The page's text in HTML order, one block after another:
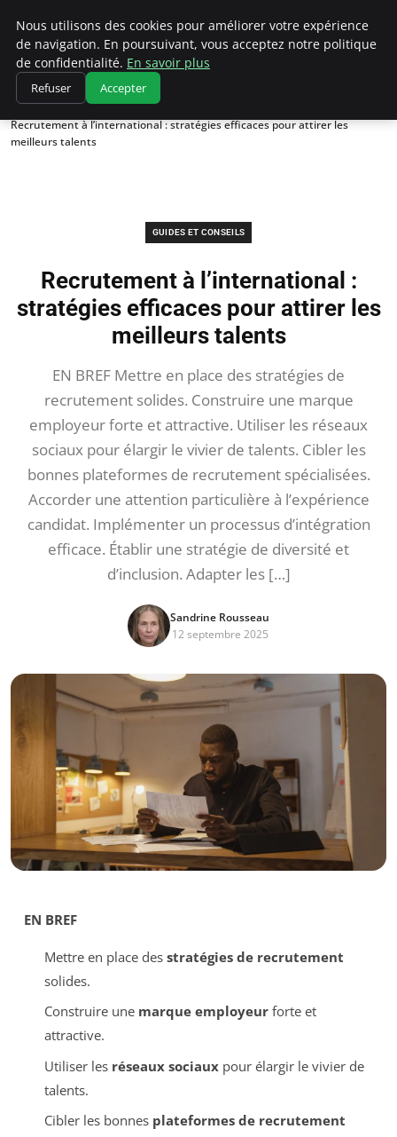
Chasseur De Tête
Accueil
Guides et Conseils
Recrutement à l’international : stratégies efficaces pour attirer les
meilleurs talents
GUIDES ET CONSEILS
Recrutement à l’international :
stratégies efficaces pour attirer les
meilleurs talents
EN BREF Mettre en place des stratégies de
recrutement solides. Construire une marque
employeur forte et attractive. Utiliser les réseaux
sociaux pour élargir le vivier de talents. Cibler les
bonnes plateformes de recrutement spécialisées.
Accorder une attention particulière à l’expérience
candidat. Implémenter un processus d’intégration
efficace. Établir une stratégie de diversité et
d’inclusion. Adapter les […]
Sandrine Rousseau
12 septembre 2025
EN BREF
Mettre en place des stratégies de recrutement
solides.
Construire une marque employeurforte et
attractive.
Utiliser les réseaux sociauxpour élargir le vivier de
talents.
Cibler les bonnes plateformes de recrutement
Nous utilisons des cookies pour améliorer votre expérience
de navigation. En poursuivant, vous acceptez notre politique
de confidentialité. En savoir plus
Refuser Accepter